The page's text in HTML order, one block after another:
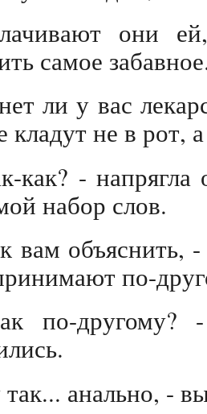
они
самое
ли у вас
кладут не в рот,
как? - напрягла
набор слов.
вам объяснить,
по-
по-другому? -
анально, -